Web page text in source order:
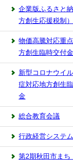
企業版ふるさと
方創生応援税制）
物価高騰対応重
方創生臨時交付金
新型コロナウイ
症対応地方創生
金
総合教育会議
行政経営システ
第2期秋田市まち